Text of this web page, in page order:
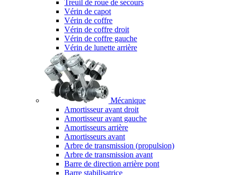
Treuil de roue de secours
Vérin de capot
Vérin de coffre
Vérin de coffre droit
Vérin de coffre gauche
Vérin de lunette arrière
Mécanique
Amortisseur avant droit
Amortisseur avant gauche
Amortisseurs arrière
Amortisseurs avant
Arbre de transmission (propulsion)
Arbre de transmission avant
Barre de direction arrière pont
Barre stabilisatrice